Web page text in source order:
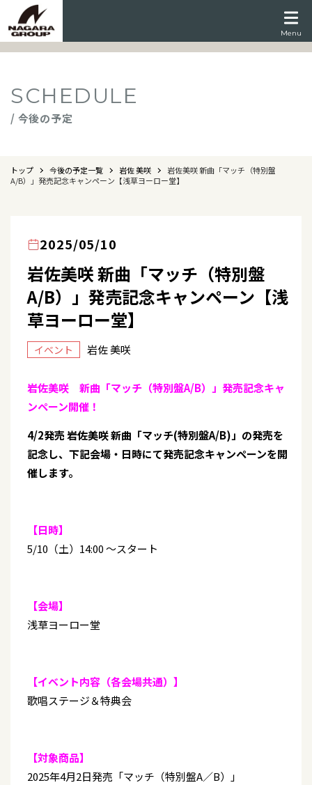
Menu
SCHEDULE
/ 今後の予定
トップ 今後の予定一覧 岩佐 美咲
岩佐美咲 新曲「マッチ（特別盤
A/B）」発売記念キャンペーン【浅草ヨーロー堂】
2025/05/10
岩佐美咲 新曲「マッチ（特別盤
A/B）」発売記念キャンペーン【浅
草ヨーロー堂】
イベント 岩佐 美咲
岩佐美咲 新曲「マッチ（特別盤A/B）」発売記念キャ
ンペーン開催！
4/2発売 岩佐美咲 新曲「マッチ(特別盤A/B)」の発売を
記念し、下記会場・日時にて発売記念キャンペーンを開
催します。
【日時】
5/10（土）14:00 ～スタート
【会場】
浅草ヨーロー堂
【イベント内容（各会場共通）】
歌唱ステージ＆特典会
【対象商品】
2025年4月2日発売「マッチ（特別盤A／B）」